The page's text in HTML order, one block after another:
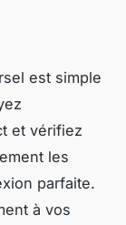
est simple
et vérifiez
les
parfaite.
à vos